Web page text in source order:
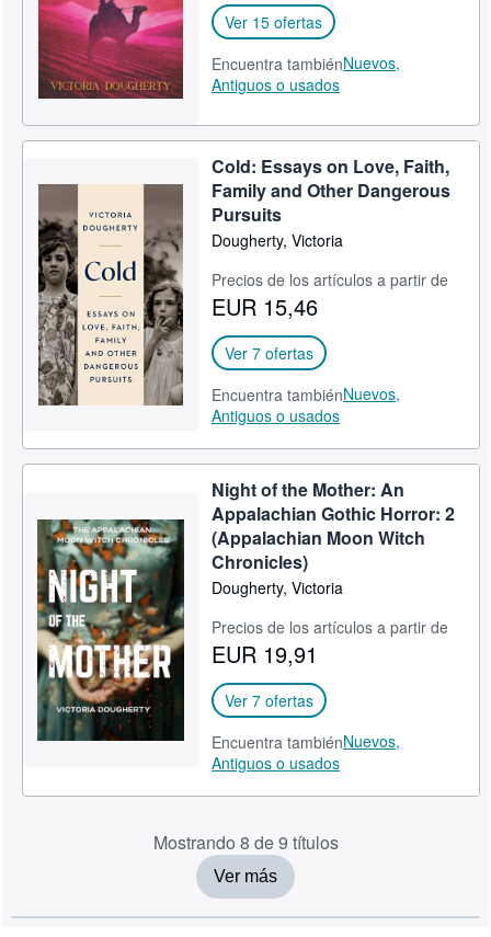
Ver 15 ofertas
Encuentra tambiénNuevos,
Antiguos o usados
Cold: Essays on Love, Faith,
Family and Other Dangerous
Pursuits
Dougherty, Victoria
Precios de los artículos a partir de
EUR 15,46
Ver 7 ofertas
Encuentra tambiénNuevos,
Antiguos o usados
Night of the Mother: An
Appalachian Gothic Horror: 2
(Appalachian Moon Witch
Chronicles)
Dougherty, Victoria
Precios de los artículos a partir de
EUR 19,91
Ver 7 ofertas
Encuentra tambiénNuevos,
Antiguos o usados
Mostrando 8 de 9 títulos
Ver más